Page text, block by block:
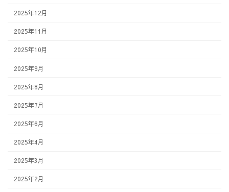
2025年12月
2025年11月
2025年10月
2025年9月
2025年8月
2025年7月
2025年6月
2025年4月
2025年3月
2025年2月